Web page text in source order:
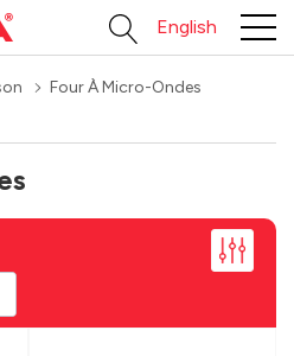
English
Four À Micro-Ondes